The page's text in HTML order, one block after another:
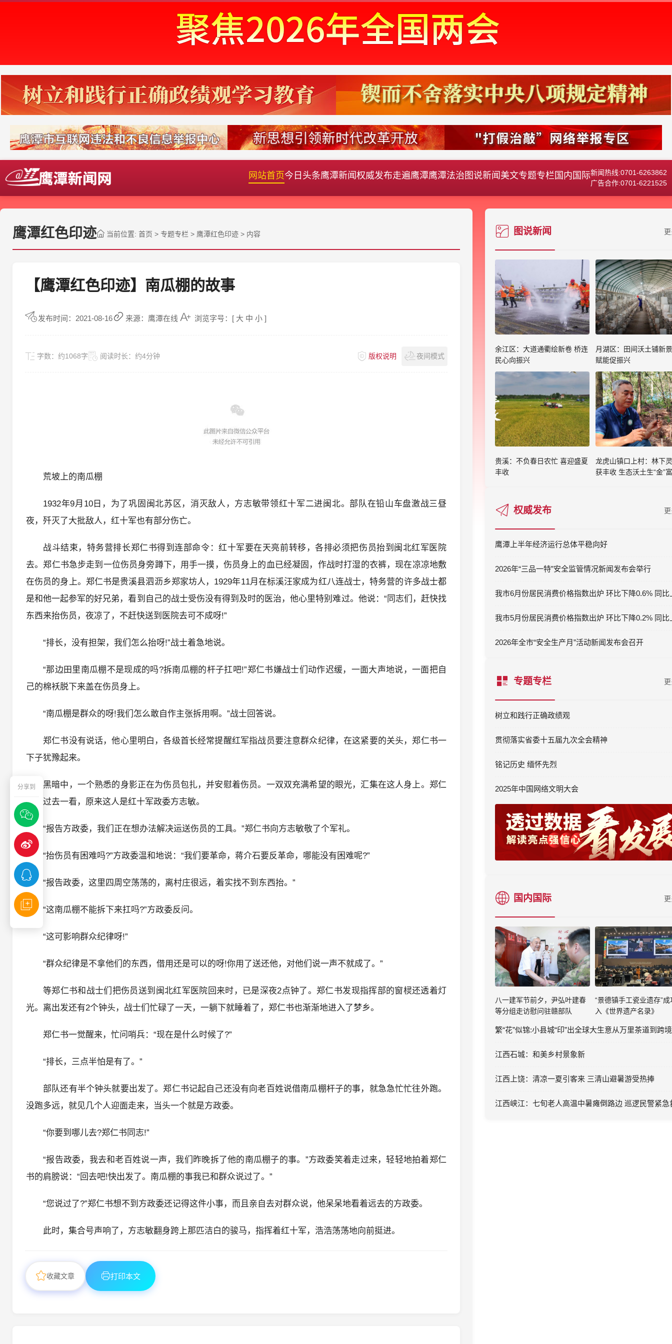
网站首页今日头条鹰潭新闻 权威发布走遍鹰潭鹰潭法治 图说新闻 美文专题专栏 国内国际新闻热线:0701-6263862
广告合作:0701-6221525
分享到
鹰潭红色印迹 当前位置: 首页 > 专题专栏 > 鹰潭红色印迹 > 内容
【鹰潭红色印迹】南瓜棚的故事
发布时间：2021-08-16 来源：鹰潭在线 浏览字号：[ 大 中 小 ]
字数： 约1068字 阅读时长： 约4分钟 版权说明 夜间模式
荒坡上的南瓜棚
1932年9月10日，为了巩固闽北苏区，消灭敌人，方志敏带领红十军二进闽北。部队在铅山车盘激战三昼
夜，歼灭了大批敌人，红十军也有部分伤亡。
战斗结束，特务营排长郑仁书得到连部命令：红十军要在天亮前转移，各排必须把伤员抬到闽北红军医院
去。郑仁书急步走到一位伤员身旁蹲下，用手一摸，伤员身上的血已经凝固，作战时打湿的衣裤，现在凉凉地敷
在伤员的身上。郑仁书是贵溪县泗沥乡郑家坊人，1929年11月在标溪汪家成为红八连战士，特务营的许多战士都
是和他一起参军的好兄弟，看到自己的战士受伤没有得到及时的医治，他心里特别难过。他说：“同志们，赶快找
东西来抬伤员，夜凉了，不赶快送到医院去可不成呀!”
“排长，没有担架，我们怎么抬呀!”战士着急地说。
“那边田里南瓜棚不是现成的吗?拆南瓜棚的杆子扛吧!”郑仁书嫌战士们动作迟缓，一面大声地说，一面把自
己的棉袄脱下来盖在伤员身上。
“南瓜棚是群众的呀!我们怎么敢自作主张拆用啊。”战士回答说。
郑仁书没有说话，他心里明白，各级首长经常提醒红军指战员要注意群众纪律，在这紧要的关头，郑仁书一
下子犹豫起来。
黑暗中，一个熟悉的身影正在为伤员包扎，并安慰着伤员。一双双充满希望的眼光，汇集在这人身上。郑仁
书走过去一看，原来这人是红十军政委方志敏。
“报告方政委，我们正在想办法解决运送伤员的工具。”郑仁书向方志敏敬了个军礼。
“抬伤员有困难吗?”方政委温和地说：“我们要革命，蒋介石要反革命，哪能没有困难呢?”
“报告政委，这里四周空荡荡的，离村庄很远，着实找不到东西抬。”
“这南瓜棚不能拆下来扛吗?”方政委反问。
“这可影响群众纪律呀!”
“群众纪律是不拿他们的东西，借用还是可以的呀!你用了送还他，对他们说一声不就成了。”
等郑仁书和战士们把伤员送到闽北红军医院回来时，已是深夜2点钟了。郑仁书发现指挥部的窗棂还透着灯
光。离出发还有2个钟头，战士们忙碌了一天，一躺下就睡着了，郑仁书也渐渐地进入了梦乡。
郑仁书一觉醒来，忙问哨兵：“现在是什么时候了?”
“排长，三点半怕是有了。”
部队还有半个钟头就要出发了。郑仁书记起自己还没有向老百姓说借南瓜棚杆子的事，就急急忙忙往外跑。
没跑多远，就见几个人迎面走来，当头一个就是方政委。
“你要到哪儿去?郑仁书同志!”
“报告政委，我去和老百姓说一声，我们昨晚拆了他的南瓜棚子的事。”方政委笑着走过来，轻轻地拍着郑仁
书的肩膀说：“回去吧!快出发了。南瓜棚的事我已和群众说过了。”
“您说过了?”郑仁书想不到方政委还记得这件小事，而且亲自去对群众说，他呆呆地看着远去的方政委。
此时，集合号声响了，方志敏翻身跨上那匹洁白的骏马，指挥着红十军，浩浩荡荡地向前挺进。
收藏文章 打印本文
图说新闻
余江区：大道通衢绘新卷 桥连
民心向振兴
月湖区：田间沃土铺新
赋能促振兴
贵溪：不负春日农忙 喜迎盛夏
丰收
龙虎山镇口上村：林下
获丰收 生态沃土生“金”
权威发布
鹰潭上半年经济运行总体平稳向好
2026年“三品一特”安全监管情况新闻发布会举行
2026年全市“安全生产月”活动新闻发布会召开
专题专栏
树立和践行正确政绩观
贯彻落实省委十五届九次全会精神
铭记历史 缅怀先烈
2025年中国网络文明大会
国内国际
八一建军节前夕，尹弘叶建春
等分组走访慰问驻赣部队
“景德镇手工瓷业遗存”成
入《世界遗产名录》
江西石城：和美乡村景象新
江西上饶：清凉一夏引客来 三清山避暑游受热捧
江西峡江：七旬老人高温中暑瘫倒路边 巡逻民警紧急